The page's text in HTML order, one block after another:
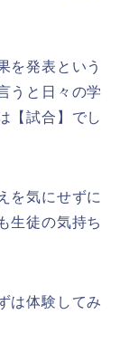
を発表という
うと日々の学
【試合】でし
を気にせずに
生徒の気持ち
は体験してみ